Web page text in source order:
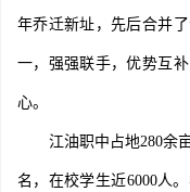
年乔迁新址，先后合并
一，强强联手，优势互
心。
江油职中占地280余亩
名，在校学生近6000人